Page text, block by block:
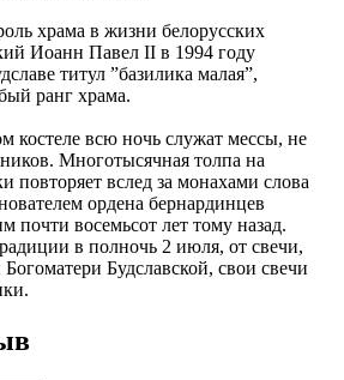
храма в жизни белорусских
Иоанн Павел II в 1994 году
титул ”базилика малая”,
ранг храма.
костеле всю ночь служат мессы, не
Многотысячная толпа на
повторяет вслед за монахами слова
ордена бернардинцев
почти восемьсот лет тому назад.
в полночь 2 июля, от свечи,
Будславской, свои свечи